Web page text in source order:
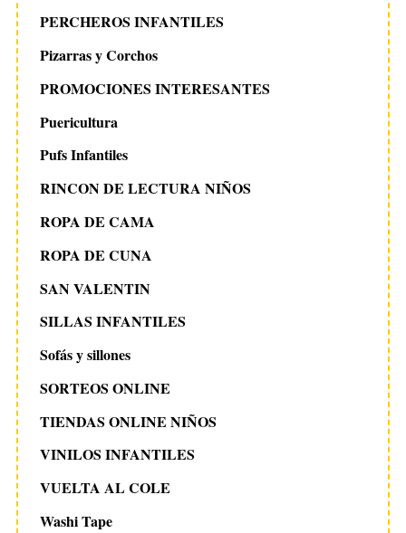
PERCHEROS INFANTILES
Pizarras y Corchos
PROMOCIONES INTERESANTES
Puericultura
Pufs Infantiles
RINCON DE LECTURA NIÑOS
ROPA DE CAMA
ROPA DE CUNA
SAN VALENTIN
SILLAS INFANTILES
Sofás y sillones
SORTEOS ONLINE
TIENDAS ONLINE NIÑOS
VINILOS INFANTILES
VUELTA AL COLE
Washi Tape